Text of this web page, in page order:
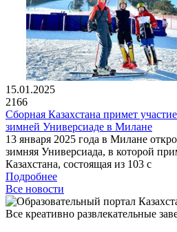
15.01.2025
2166
Сборная Казахстана примет
зимней Универсиаде в Милане
13 января 2025 года в Милане
зимняя Универсиада, в которой
Казахстана, состоящая из 103 с
Подробнее
Все новости
Все креативно развлекательные